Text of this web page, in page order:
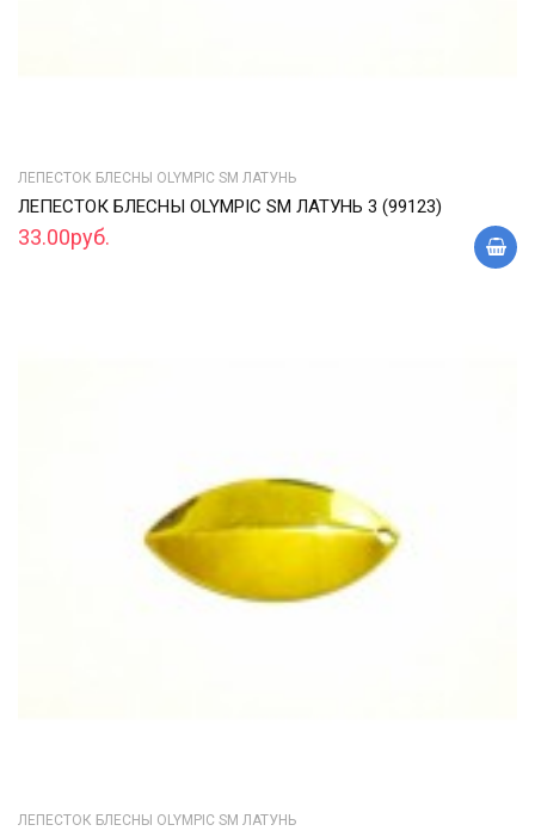
ЛЕПЕСТОК БЛЕСНЫ OLYMPIC SM ЛАТУНЬ
ЛЕПЕСТОК БЛЕСНЫ OLYMPIC SM ЛАТУНЬ 3 (99123)
33.00руб.
ЛЕПЕСТОК БЛЕСНЫ OLYMPIC SM ЛАТУНЬ